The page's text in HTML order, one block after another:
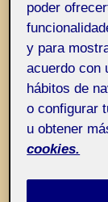
Entrada de
Etiqueta:
poder
y para
acuerdo con
hábitos de
o configurar
u obtener
cookies.